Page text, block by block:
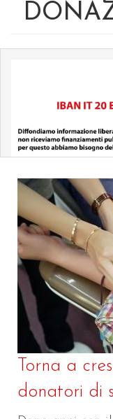
Torna a
donatori di